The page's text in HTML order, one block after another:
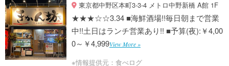
東京都中野区本町3-3-4 メトロ中野新橋 A館 1F
★★★☆☆3.34 ■海鮮酒場!!毎日朝まで営業
中!!土日はランチ営業あり!! ■予算(夜):￥4,00
0～￥4,999View More »
※情報提供元：食べログ